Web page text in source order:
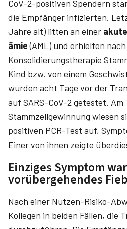
CoV-2-positiven Spendern
die Empfänger infizierten.
Jahre alt) litten an einer
ämie(AML) und erhielten
Konsolidierungstherapie
Kind bzw. von einem
wurden acht Tage vor der
auf SARS-CoV-2 getestet. Am
Stammzellgewinnung wiesen
positiven PCR-Test auf,
Einer von ihnen zeigte
Einziges Symptom war
vorübergehendes
Nach einer Nutzen-Risiko-
Kollegen in beiden Fällen, die